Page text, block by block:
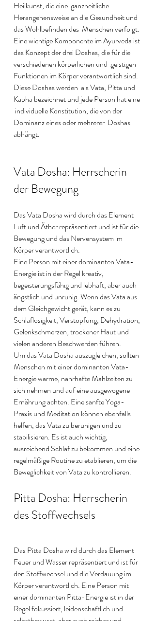
Heilkunst, die eine  ganzheitliche
Herangehensweise an die Gesundheit und
das Wohlbefinden des  Menschen verfolgt.
Eine wichtige Komponente im Ayurveda ist
das Konzept der drei Doshas, die für die
verschiedenen körperlichen und  geistigen
Funktionen im Körper verantwortlich sind.
Diese Doshas werden  als Vata, Pitta und
Kapha bezeichnet und jede Person hat eine
individuelle Konstitution, die von der
Dominanz eines oder mehrerer  Doshas
abhängt.
Vata Dosha: Herrscherin
der Bewegung
Das Vata Dosha wird durch das Element
Luft und Äther repräsentiert und ist für die
Bewegung und das Nervensystem im
Körper verantwortlich.
Eine Person mit einer dominanten Vata-
Energie ist in der Regel kreativ,
begeisterungsfähig und lebhaft, aber auch
ängstlich und unruhig. Wenn das Vata aus
dem Gleichgewicht gerät, kann es zu
Schlaflosigkeit, Verstopfung, Dehydration,
Gelenkschmerzen, trockener Haut und
vielen anderen Beschwerden führen.
Um das Vata Dosha auszugleichen, sollten
Menschen mit einer dominanten Vata-
Energie warme, nahrhafte Mahlzeiten zu
sich nehmen und auf eine ausgewogene
Ernährung achten. Eine sanfte Yoga-
Praxis und Meditation können ebenfalls
helfen, das Vata zu beruhigen und zu
stabilisieren. Es ist auch wichtig,
ausreichend Schlaf zu bekommen und eine
regelmäßige Routine zu etablieren, um die
Beweglichkeit von Vata zu kontrollieren.
Pitta Dosha: Herrscherin
des Stoffwechsels
Das Pitta Dosha wird durch das Element
Feuer und Wasser repräsentiert und ist für
den Stoffwechsel und die Verdauung im
Körper verantwortlich. Eine Person mit
einer dominanten Pitta-Energie ist in der
Regel fokussiert, leidenschaftlich und